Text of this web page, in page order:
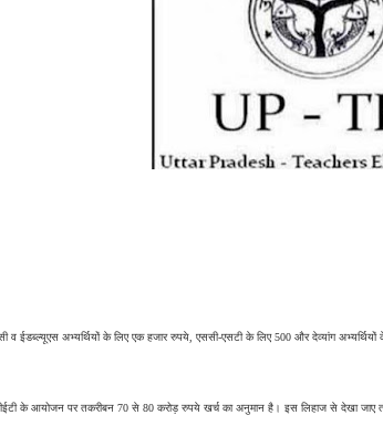
व ईडब्ल्यूएस अभ्यर्थियों के लिए एक हजार रुपये, एससी-एसटी के लिए 500 और देव्यांग
के आयोजन पर तकरीबन 70 से 80 करोड़ रुपये खर्च का अनुमान है। इस लिहाज से देखा